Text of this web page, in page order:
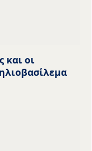
και οι